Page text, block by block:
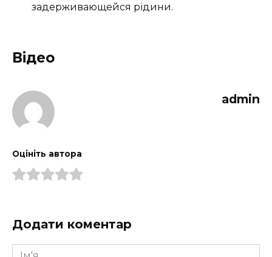
задерживающейся рідини.
Відео
admin
Оцініть автора
Додати коментар
Ім'я